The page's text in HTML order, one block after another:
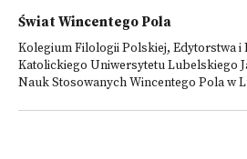
Świat Wincentego Pola
Kolegium Filologii Polskiej, Edytorstwa i
Katolickiego Uniwersytetu Lubelskiego
Nauk Stosowanych Wincentego Pola w